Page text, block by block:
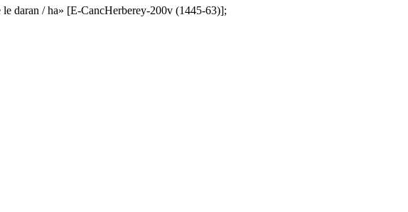
le daran / ha» [E-CancHerberey-200v (1445-63)];